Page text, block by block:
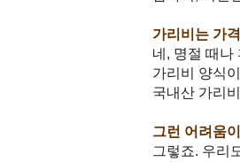
가리비는 가
네, 명절 때나
가리비 양식
국내산 가리
그런 어려움
그렇죠. 우리